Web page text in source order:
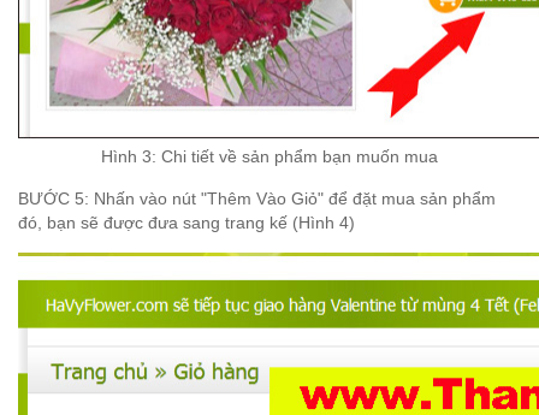
Hình 3: Chi tiết về sản phẩm bạn muốn mua
BƯỚC 5: Nhấn vào nút "Thêm Vào Giỏ" để đặt mua sản phẩm
đó, bạn sẽ được đưa sang trang kế (Hình 4)